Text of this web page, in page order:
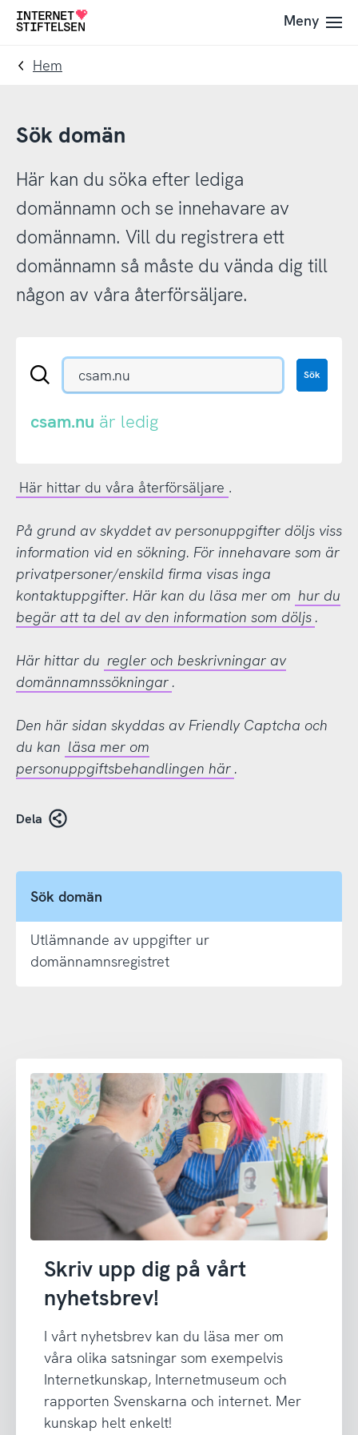
Till
navigering
Till
innehåll
Till
Meny
Hem
Sök domän
Här kan du söka efter lediga
domännamn och se innehavare av
domännamn. Vill du registrera ett
domännamn så måste du vända dig till
någon av våra återförsäljare.
Sök
eller
Sök
csam.nu är ledig
Här hittar du våra återförsäljare .
På grund av skyddet av personuppgifter döljs viss
information vid en sökning. För innehavare som är
privatpersoner/enskild firma visas inga
kontaktuppgifter. Här kan du läsa mer om hur du
begär att ta del av den information som döljs .
Här hittar du regler och beskrivningar av
domännamnssökningar .
Den här sidan skyddas av Friendly Captcha och
du kan läsa mer om
personuppgiftsbehandlingen här .
Dela
Sök domän
Utlämnande av uppgifter ur
domännamnsregistret
Skriv upp dig på vårt
nyhetsbrev!
I vårt nyhetsbrev kan du läsa mer om
våra olika satsningar som exempelvis
Internetkunskap, Internetmuseum och
rapporten Svenskarna och internet. Mer
kunskap helt enkelt!